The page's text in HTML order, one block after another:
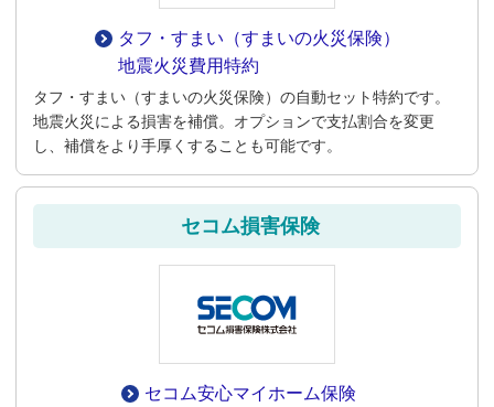
タフ・すまい （すまいの火災保険）
地震火災費用特約
タフ・すまい（すまいの火災保険）の自動セット特約です。
地震火災による損害を補償。オプションで支払割合を変更
し、補償をより手厚くすることも可能です。
セコム損害保険
セコム安心マイホーム保険